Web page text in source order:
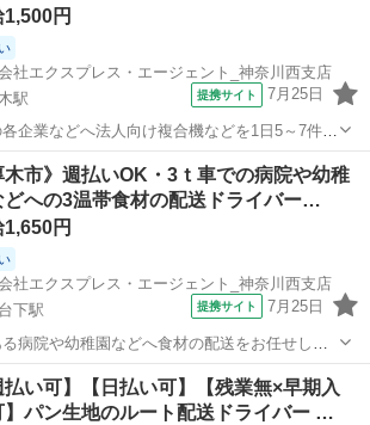
1,500円
社エクスプレス・エージェント_神奈川西支店
駅
提携サイト 7月25日
企業などへ法人向け複合機などを1日5～7件程
円～15,700円
▼△ 月収例 △▼ 252,000円～346,000円 ☆応募後の流れ☆...
厚木駅 ドライバー
木市》週払いOK・3ｔ車での病院や幼稚
どへの3温帯食材の配送ドライバー…
1,650円
社エクスプレス・エージェント_神奈川西支店
下駅
提携サイト 7月25日
病院や幼稚園などへ食材の配送をお任せしま
☆応募後の流れ☆ 担当者：03-5619-4622より...
武台下駅 ドライバー
払い可】【日払い可】【残業無×早期入
】パン生地のルート配送ドライバー …